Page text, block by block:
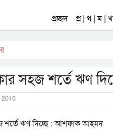
প্রচ্ছদ প্র | থ | ম |
সহজ শর্তে ঋণ